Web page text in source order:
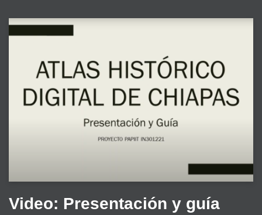
Video: Presentación y guía